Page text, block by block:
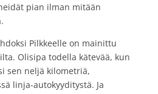
pian ilman mitään
Pilkkeelle on mainittu
Olisipa todella kätevää, kun
sen neljä kilometriä,
linja-autokyyditystä. Ja